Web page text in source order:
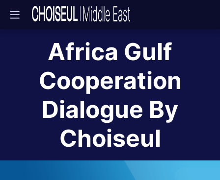
Africa Gulf
Cooperation
Dialogue By
Choiseul